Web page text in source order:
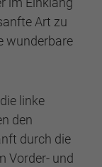
Art zu
wunderbare
linke
den
durch die
Vorder- und